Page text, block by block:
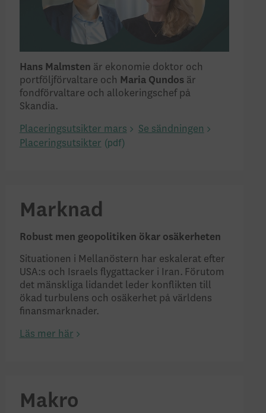
Hans Malmsten är ekonomie doktor och
portföljförvaltare och Maria Qundosär
fondförvaltare och allokeringschef på
Skandia.
Placeringsutsikter mars
Se sändningen
Placeringsutsikter
Marknad
Robust men geopolitiken ökar osäkerheten
Situationen i Mellanöstern har eskalerat efter
USA:s och Israels flygattacker i Iran. Förutom
det mänskliga lidandet leder konflikten till
ökad turbulens och osäkerhet på världens
finansmarknader.
Läs mer här
Makro